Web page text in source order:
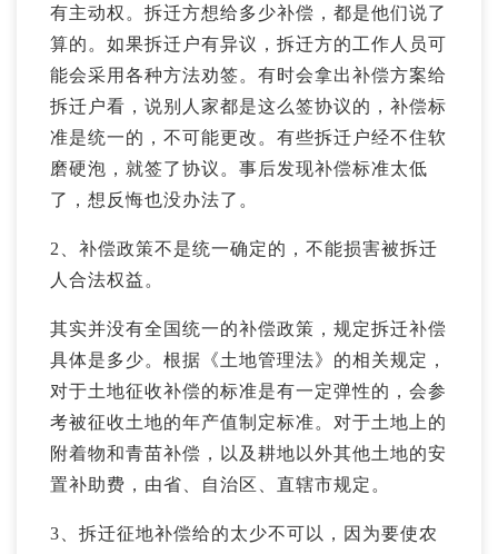
有主动权。拆迁方想给多少补偿，都是他们说了
算的。如果拆迁户有异议，拆迁方的工作人员可
能会采用各种方法劝签。有时会拿出补偿方案给
拆迁户看，说别人家都是这么签协议的，补偿标
准是统一的，不可能更改。有些拆迁户经不住软
磨硬泡，就签了协议。事后发现补偿标准太低
了，想反悔也没办法了。
2、补偿政策不是统一确定的，不能损害被拆迁
人合法权益。
其实并没有全国统一的补偿政策，规定拆迁补偿
具体是多少。根据《土地管理法》的相关规定，
对于土地征收补偿的标准是有一定弹性的，会参
考被征收土地的年产值制定标准。对于土地上的
附着物和青苗补偿，以及耕地以外其他土地的安
置补助费，由省、自治区、直辖市规定。
3、拆迁征地补偿给的太少不可以，因为要使农